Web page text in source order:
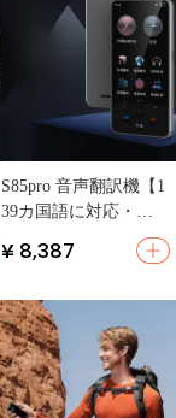
S85pro 音声翻訳機【1
39カ国語に対応・オ
フライン・カメラ翻
訳機能】
¥ 8,387